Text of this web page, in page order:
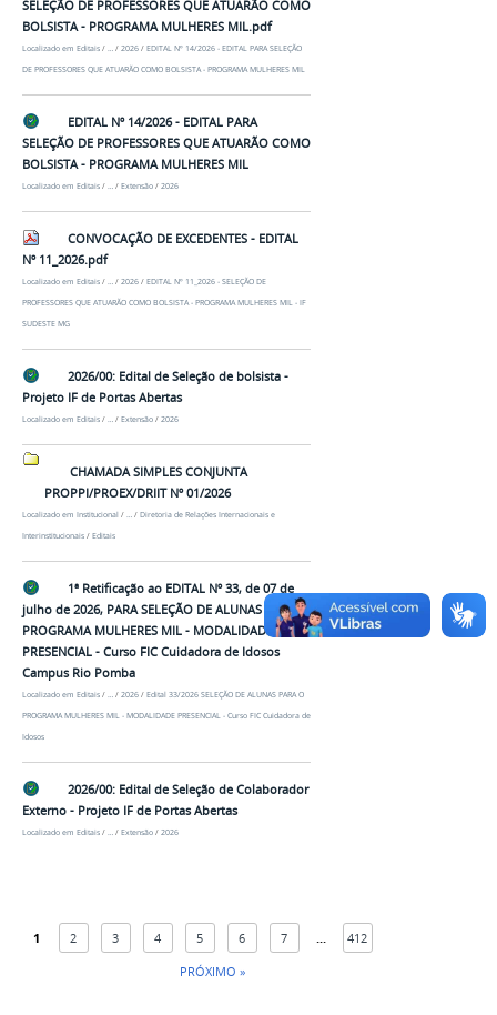
SELEÇÃO DE PROFESSORES QUE ATUARÃO COMO
BOLSISTA - PROGRAMA MULHERES MIL.pdf
Localizado em Editais / … / 2026 / EDITAL Nº 14/2026 - EDITAL PARA SELEÇÃO
DE PROFESSORES QUE ATUARÃO COMO BOLSISTA - PROGRAMA MULHERES MIL
EDITAL Nº 14/2026 - EDITAL PARA
SELEÇÃO DE PROFESSORES QUE ATUARÃO COMO
BOLSISTA - PROGRAMA MULHERES MIL
Localizado em Editais / … / Extensão / 2026
CONVOCAÇÃO DE EXCEDENTES - EDITAL
Nº 11_2026.pdf
Localizado em Editais / … / 2026 / EDITAL Nº 11_2026 - SELEÇÃO DE
PROFESSORES QUE ATUARÃO COMO BOLSISTA - PROGRAMA MULHERES MIL - IF
SUDESTE MG
2026/00: Edital de Seleção de bolsista -
Projeto IF de Portas Abertas
Localizado em Editais / … / Extensão / 2026
CHAMADA SIMPLES CONJUNTA
PROPPI/PROEX/DRIIT Nº 01/2026
Localizado em Institucional / … / Diretoria de Relações Internacionais e
Interinstitucionais / Editais
1ª Retificação ao EDITAL Nº 33, de 07 de
julho de 2026, PARA SELEÇÃO DE ALUNAS PARA O
PROGRAMA MULHERES MIL - MODALIDADE
PRESENCIAL - Curso FIC Cuidadora de Idosos
Campus Rio Pomba
Localizado em Editais / … / 2026 / Edital 33/2026 SELEÇÃO DE ALUNAS PARA O
PROGRAMA MULHERES MIL - MODALIDADE PRESENCIAL - Curso FIC Cuidadora de
Idosos
2026/00: Edital de Seleção de Colaborador
Externo - Projeto IF de Portas Abertas
Localizado em Editais / … / Extensão / 2026
1 2 3 4 5 6 7 ...
412
PRÓXIMO »